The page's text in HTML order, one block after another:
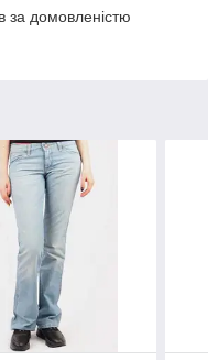
за домовленістю